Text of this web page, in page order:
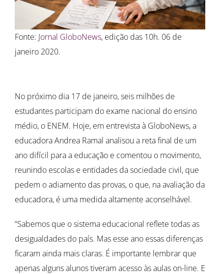
Fonte: Jornal GloboNews, edição das 10h. 06 de
janeiro 2020.
No próximo dia 17 de janeiro, seis milhões de
estudantes participam do exame nacional do ensino
médio, o ENEM. Hoje, em entrevista à GloboNews, a
educadora Andrea Ramal analisou a reta final de um
ano difícil para a educação e comentou o movimento,
reunindo escolas e entidades da sociedade civil, que
pedem o adiamento das provas, o que, na avaliação da
educadora, é uma medida altamente aconselhável.
“Sabemos que o sistema educacional reflete todas as
desigualdades do país. Mas esse ano essas diferenças
ficaram ainda mais claras. É importante lembrar que
apenas alguns alunos tiveram acesso às aulas on-line. E